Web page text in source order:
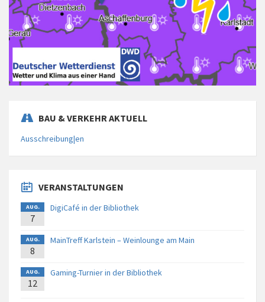
BAU & VERKEHR AKTUELL
Ausschreibung|en
VERANSTALTUNGEN
AUG.
7
DigiCafé in der Bibliothek
AUG.
8
MainTreff Karlstein – Weinlounge am Main
AUG.
12
Gaming-Turnier in der Bibliothek